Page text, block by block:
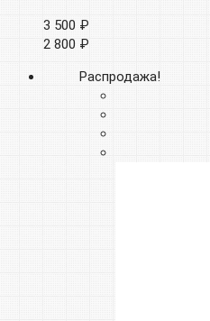
3 500 ₽
2 800 ₽
Распродажа!